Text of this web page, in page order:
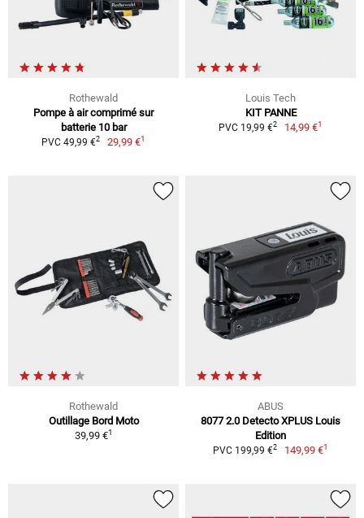
Rothewald
Pompe à air comprimé sur
batterie 10 bar
PVC 49,99 €2 29,99 €1
Louis Tech
KIT PANNE
PVC 19,99 €2 14,99 €1
Rothewald
Outillage Bord Moto
39,99 €1
ABUS
8077 2.0 Detecto XPLUS Louis
Edition
PVC 199,99 €2 149,99 €1